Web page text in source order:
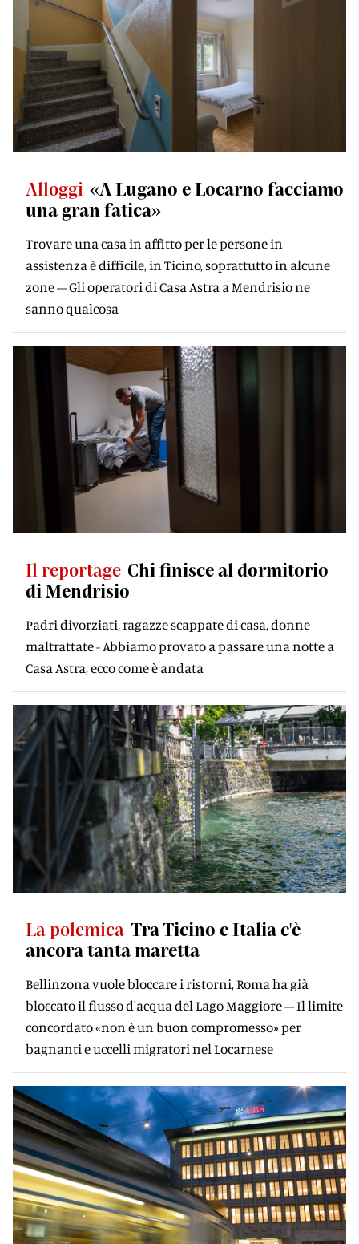
Alloggi «A Lugano e Locarno facciamo
una gran fatica»
Trovare una casa in affitto per le persone in
assistenza è difficile, in Ticino, soprattutto in alcune
zone – Gli operatori di Casa Astra a Mendrisio ne
sanno qualcosa
Il reportage Chi finisce al dormitorio
di Mendrisio
Padri divorziati, ragazze scappate di casa, donne
maltrattate - Abbiamo provato a passare una notte a
Casa Astra, ecco come è andata
La polemica Tra Ticino e Italia c'è
ancora tanta maretta
Bellinzona vuole bloccare i ristorni, Roma ha già
bloccato il flusso d'acqua del Lago Maggiore – Il limite
concordato «non è un buon compromesso» per
bagnanti e uccelli migratori nel Locarnese